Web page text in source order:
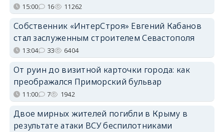
15:00 16 11262
Собственник «ИнтерСтроя» Евгений Кабанов
стал заслуженным строителем Севастополя
13:04 33 6404
От руин до визитной карточки города: как
преображался Приморский бульвар
11:00 7 1942
Двое мирных жителей погибли в Крыму в
результате атаки ВСУ беспилотниками